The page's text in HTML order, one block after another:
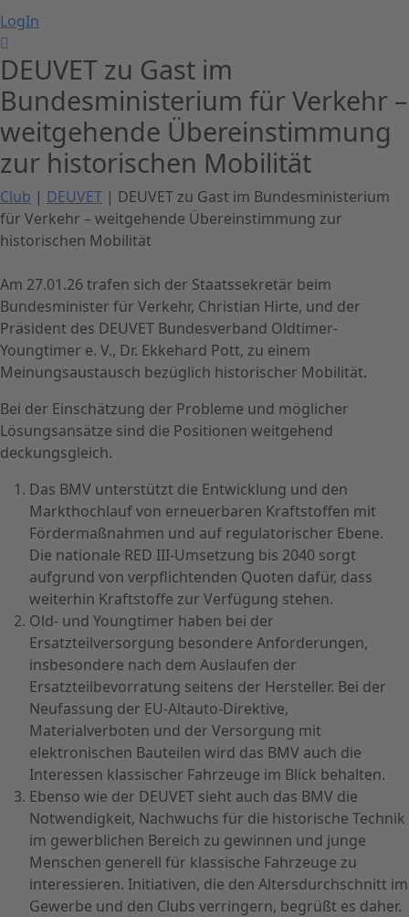
LogIn
DEUVET zu Gast im
Bundesministerium für Verkehr –
weitgehende Übereinstimmung
zur historischen Mobilität
Club | DEUVET | DEUVET zu Gast im Bundesministerium
für Verkehr – weitgehende Übereinstimmung zur
historischen Mobilität
Am 27.01.26 trafen sich der Staatssekretär beim
Bundesminister für Verkehr, Christian Hirte, und der
Präsident des DEUVET Bundesverband Oldtimer-
Youngtimer e. V., Dr. Ekkehard Pott, zu einem
Meinungsaustausch bezüglich historischer Mobilität.
Bei der Einschätzung der Probleme und möglicher
Lösungsansätze sind die Positionen weitgehend
deckungsgleich.
Das BMV unterstützt die Entwicklung und den
Markthochlauf von erneuerbaren Kraftstoffen mit
Fördermaßnahmen und auf regulatorischer Ebene.
Die nationale RED III-Umsetzung bis 2040 sorgt
aufgrund von verpflichtenden Quoten dafür, dass
weiterhin Kraftstoffe zur Verfügung stehen.
Old- und Youngtimer haben bei der
Ersatzteilversorgung besondere Anforderungen,
insbesondere nach dem Auslaufen der
Ersatzteilbevorratung seitens der Hersteller. Bei der
Neufassung der EU-Altauto-Direktive,
Materialverboten und der Versorgung mit
elektronischen Bauteilen wird das BMV auch die
Interessen klassischer Fahrzeuge im Blick behalten.
Ebenso wie der DEUVET sieht auch das BMV die
Notwendigkeit, Nachwuchs für die historische Technik
im gewerblichen Bereich zu gewinnen und junge
Menschen generell für klassische Fahrzeuge zu
interessieren. Initiativen, die den Altersdurchschnitt im
Gewerbe und den Clubs verringern, begrüßt es daher.